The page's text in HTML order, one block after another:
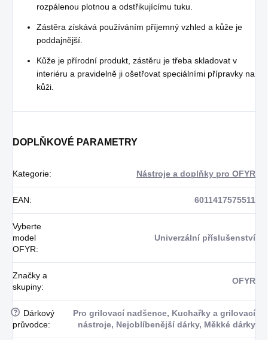
rozpálenou plotnou a odstřikujícímu tuku.
Zástěra získává používáním příjemný vzhled a kůže je
poddajnější.
Kůže je přírodní produkt, zástěru je třeba skladovat v
interiéru a pravidelně ji ošetřovat speciálními přípravky na
kůži.
DOPLŇKOVÉ PARAMETRY
Kategorie: Nástroje a doplňky pro OFYR
EAN: 6011417575511
Vyberte
model
OFYR:
Univerzální příslušenství
Značky a
skupiny:
OFYR
?
Dárkový
průvodce:
Pro grilovací nadšence, Kuchařky a grilovací
nástroje, Nejoblíbenější dárky, Měkké dárky